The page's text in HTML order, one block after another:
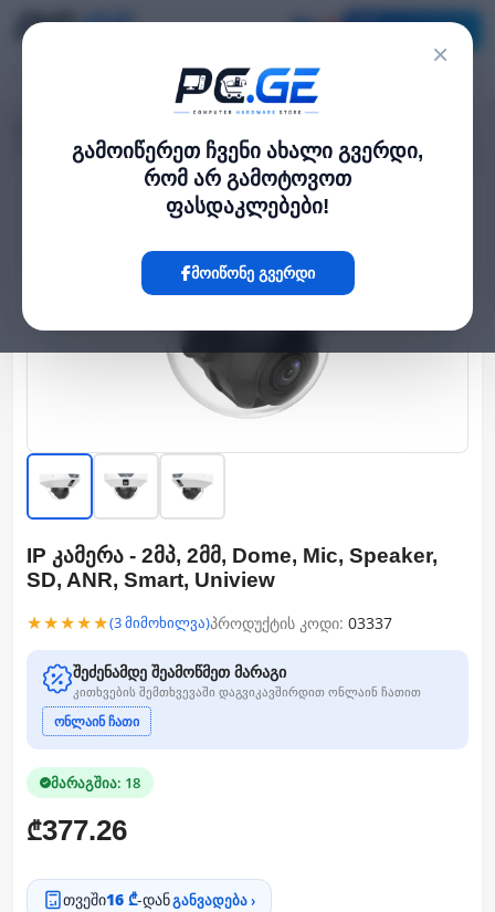
×
გამოიწერეთ ჩვენი ახალი გვერდი,
რომ არ გამოტოვოთ
ფასდაკლებები!
მოიწონე გვერდი
IP კამერა - 2მპ, 2მმ, Dome, Mic, Speaker, SD, ANR, Smart, Uniview
IP კამერა - 2მპ, 2მმ, Dome, Mic, Speaker,
SD, ANR, Smart, Uniview
★★★★★(3 მიმოხილვა)პროდუქტის კოდი: 03337
შეძენამდე შეამოწმეთ მარაგი
კითხვების შემთხვევაში დაგვიკავშირდით ონლაინ ჩათით
ონლაინ ჩათი
მარაგშია: 18
₾377.26
თვეში16 ₾-დანგანვადება ›